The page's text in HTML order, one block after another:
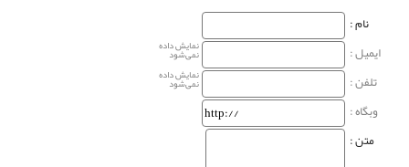
نام‌ :
ایمیل :
نمایش داده
نمی‌شود
تلفن : نمایش داده
نمی‌شود
وبگاه‌ :
متن :